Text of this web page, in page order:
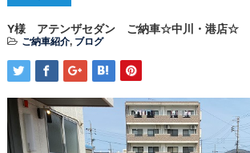
Y様 アテンザセダン ご納車☆中川・港店☆
ご納車紹介, ブログ